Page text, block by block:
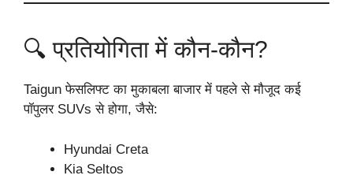
🔍 प्रतियोगिता में कौन-कौन?
Taigun फेसलिफ्ट का मुकाबला बाजार में पहले से मौजूद कई
पॉपुलर SUVs से होगा, जैसे:
Hyundai Creta
Kia Seltos